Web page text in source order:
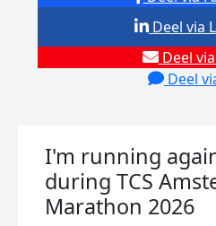
Deel
Deel
Deel via
I'm running
during TCS
Marathon 2026